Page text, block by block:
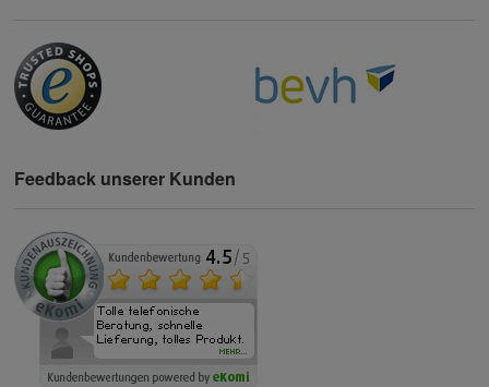
Feedback unserer Kunden